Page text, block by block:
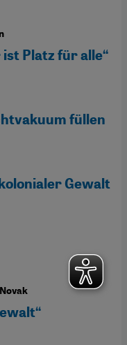
Platz für alle“
füllen
Gewalt